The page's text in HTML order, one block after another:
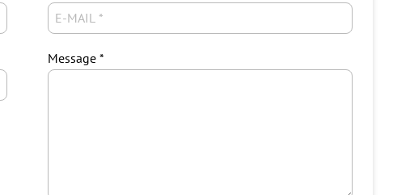
Message